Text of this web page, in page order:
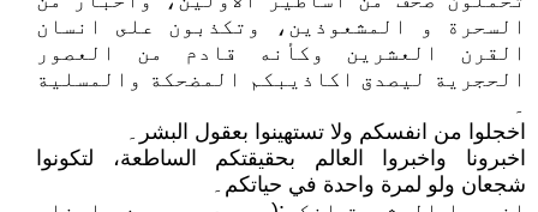
السحرة و المشعوذين، وتكذبون على انسان
القرن العشرين وكأنه قادم من العصور
الحجرية ليصدق اكاذيبكم المضحكة والمسلية
۔
اخجلوا من انفسكم ولا تستهينوا بعقول البشر۔
اخبرونا واخبروا العالم بحقيقتكم الساطعة، لتكونوا
شجعان ولو لمرة واحدة في حياتكم۔